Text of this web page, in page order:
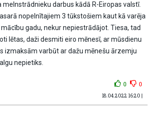
melnstrādnieku darbus kādā R-Eiropas valstī.
nopelnītajiem 3 tūkstošiem kaut kā varēja
gadu, nekur nepiestrādājot. Tiesa, tad
lētas, daži desmiti eiro mēnesī, ar mūsdienu
izmaksām varbūt ar dažu mēnešu ārzemju
nepietiks.
0 0
18.04.2022 16:20 |